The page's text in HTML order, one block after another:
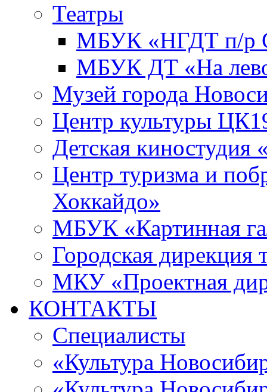
Театры
МБУК «НГДТ п/р
МБУК ДТ «На
Музей города
Центр культуры
Детская киностудия
Центр туризма и
Хоккайдо»
МБУК «Картинная
Городская дирекция
МКУ «Проектная
КОНТАКТЫ
Специалисты
«Культура